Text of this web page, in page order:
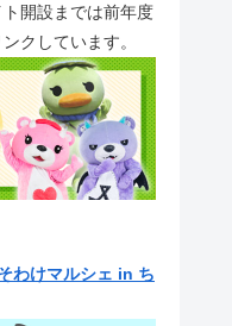
開設までは前年度
クしています。
わけマルシェ in ち